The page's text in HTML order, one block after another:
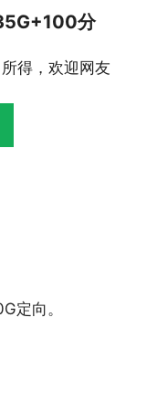
分
得，欢迎网友
定向。